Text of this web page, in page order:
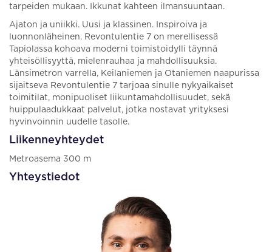
tarpeiden mukaan. Ikkunat kahteen ilmansuuntaan.
Ajaton ja uniikki. Uusi ja klassinen. Inspiroiva ja
luonnonläheinen. Revontulentie 7 on merellisessä
Tapiolassa kohoava moderni toimistoidylli täynnä
yhteisöllisyyttä, mielenrauhaa ja mahdollisuuksia.
Länsimetron varrella, Keilaniemen ja Otaniemen naapurissa
sijaitseva Revontulentie 7 tarjoaa sinulle nykyaikaiset
toimitilat, monipuoliset liikuntamahdollisuudet, sekä
huippulaadukkaat palvelut, jotka nostavat yrityksesi
hyvinvoinnin uudelle tasolle.
Liikenneyhteydet
Metroasema 300 m
Yhteystiedot